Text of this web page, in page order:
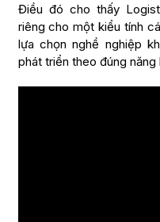
Điều đó cho thấy
riêng cho một kiểu tính
lựa chọn nghề nghiệp
phát triển theo đúng